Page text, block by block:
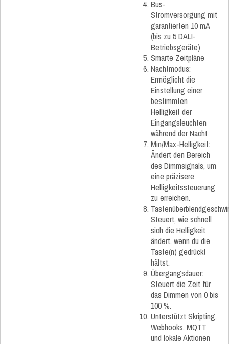
Bus-
Stromversorgung mit
garantierten 10 mA
(bis zu 5 DALI-
Betriebsgeräte)
Smarte Zeitpläne
Nachtmodus:
Ermöglicht die
Einstellung einer
bestimmten
Helligkeit der
Eingangsleuchten
während der Nacht
Min/Max-Helligkeit:
Ändert den Bereich
des Dimmsignals, um
eine präzisere
Helligkeitssteuerung
zu erreichen.
Steuert, wie schnell
sich die Helligkeit
ändert, wenn du die
Taste(n) gedrückt
hältst.
Übergangsdauer:
Steuert die Zeit für
das Dimmen von 0 bis
100 %.
Unterstützt Skripting,
Webhooks, MQTT
und lokale Aktionen